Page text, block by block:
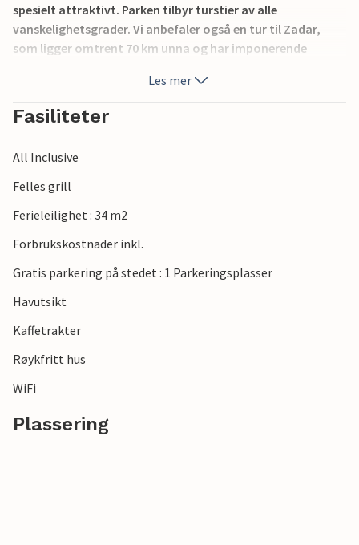
spesielt attraktivt. Parken tilbyr turstier av alle
vanskelighetsgrader. Vi anbefaler også en tur til Zadar,
som ligger omtrent 70 km unna og har imponerende
Les mer
Fasiliteter
All Inclusive
Felles grill
Ferieleilighet : 34 m2
Forbrukskostnader inkl.
Gratis parkering på stedet : 1 Parkeringsplasser
Havutsikt
Kaffetrakter
Røykfritt hus
WiFi
Plassering